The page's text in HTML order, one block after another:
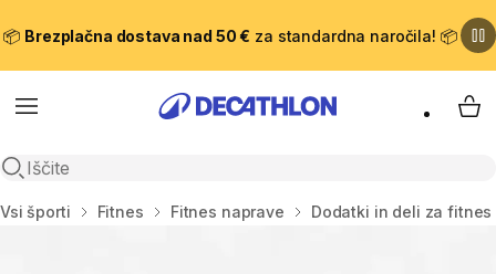
📦 Brezplačna dostava nad 50 € za standardna naročila! 📦
Meni
Odpri iskanje
Domov
Vsi športi Fitnes Fitnes naprave Dodatki in deli za fitnes